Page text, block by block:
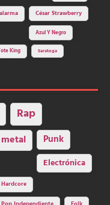
César Strawberry
Azul Y Negro
King Saratoga
Rap
Punk
Electrónica
Hardcore